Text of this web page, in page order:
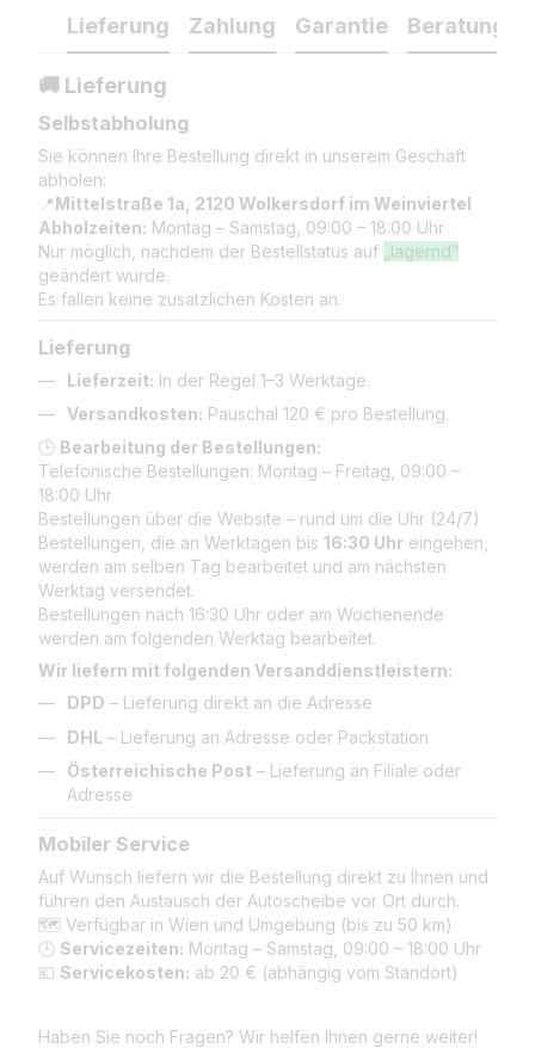
Lieferung Zahlung Garantie Beratung
🚚 Lieferung
Selbstabholung
Sie können Ihre Bestellung direkt in unserem Geschäft
abholen:
📍Mittelstraße 1a, 2120 Wolkersdorf im Weinviertel
Abholzeiten: Montag – Samstag, 09:00 – 18:00 Uhr
Nur möglich, nachdem der Bestellstatus auf
„lagernd“
geändert wurde.
Es fallen keine zusätzlichen Kosten an.
Lieferung
Lieferzeit: In der Regel 1–3 Werktage.
Versandkosten: Pauschal 120 € pro Bestellung.
🕒 Bearbeitung der Bestellungen:
Telefonische Bestellungen: Montag – Freitag, 09:00 –
18:00 Uhr
Bestellungen über die Website – rund um die Uhr (24/7)
Bestellungen, die an Werktagen bis 16:30 Uhr eingehen,
werden am selben Tag bearbeitet und am nächsten
Werktag versendet.
Bestellungen nach 16:30 Uhr oder am Wochenende
werden am folgenden Werktag bearbeitet.
Wir liefern mit folgenden Versanddienstleistern:
DPD – Lieferung direkt an die Adresse
DHL – Lieferung an Adresse oder Packstation
Österreichische Post – Lieferung an Filiale oder
Adresse
Mobiler Service
Auf Wunsch liefern wir die Bestellung direkt zu Ihnen und
führen den Austausch der Autoscheibe vor Ort durch.
🗺️ Verfügbar in Wien und Umgebung (bis zu 50 km)
🕒 Servicezeiten: Montag – Samstag, 09:00 – 18:00 Uhr
💶 Servicekosten: ab 20 € (abhängig vom Standort)
Haben Sie noch Fragen? Wir helfen Ihnen gerne weiter!